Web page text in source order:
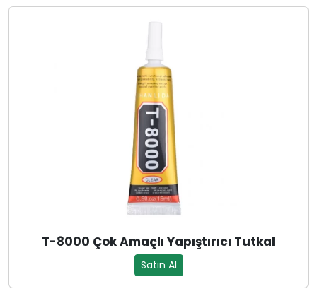
T-8000 Çok Amaçlı Yapıştırıcı Tutkal
Satın Al